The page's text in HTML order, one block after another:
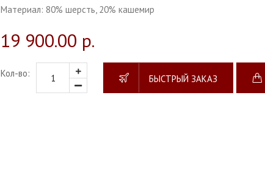
Материал: 80% шерсть, 20% кашемир
19 900.00 р.
Кол-во: БЫСТРЫЙ ЗАКАЗ